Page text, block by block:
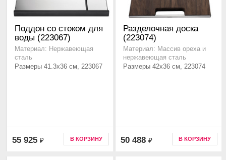
Поддон со стоком для
воды (223067)
Материал: Нержавеющая
сталь
Размеры 41.3x36 см, 223067
55 925 ₽ В КОРЗИНУ
Разделочная доска
(223074)
Материал: Массив ореха и
нержавеющая сталь
Размеры 42x36 см, 223074
50 488 ₽ В КОРЗИНУ